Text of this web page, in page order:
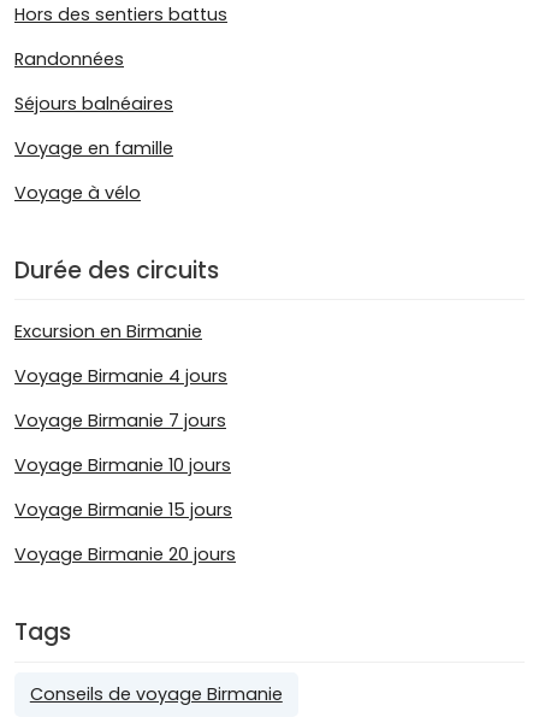
Hors des sentiers battus
Randonnées
Séjours balnéaires
Voyage en famille
Voyage à vélo
Durée des circuits
Excursion en Birmanie
Voyage Birmanie 4 jours
Voyage Birmanie 7 jours
Voyage Birmanie 10 jours
Voyage Birmanie 15 jours
Voyage Birmanie 20 jours
Tags
Conseils de voyage Birmanie